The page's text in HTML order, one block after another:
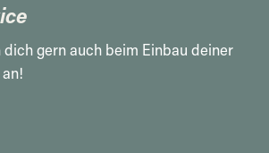
gern auch beim Einbau deiner